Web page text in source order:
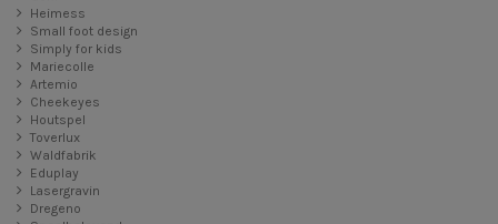
Heimess
Small foot design
Simply for kids
Mariecolle
Artemio
Cheekeyes
Houtspel
Toverlux
Waldfabrik
Eduplay
Lasergravin
Dregeno